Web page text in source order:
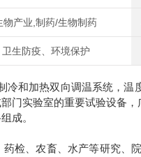
产业,制药/生物制药
生防疫、环境保护
冷和加热双向调温系统，
门实验室的重要试验设备
成。
检、农畜、水产等研究